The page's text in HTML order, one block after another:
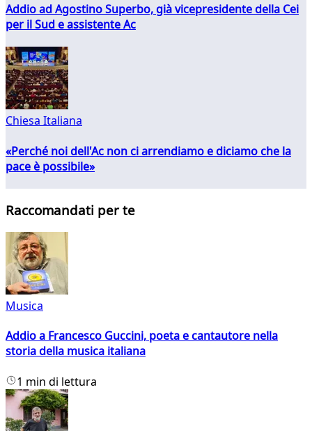
Addio ad Agostino Superbo, già vicepresidente della Cei
per il Sud e assistente Ac
Chiesa Italiana
«Perché noi dell'Ac non ci arrendiamo e diciamo che la
pace è possibile»
Raccomandati per te
Musica
Addio a Francesco Guccini, poeta e cantautore nella
storia della musica italiana
1 min di lettura